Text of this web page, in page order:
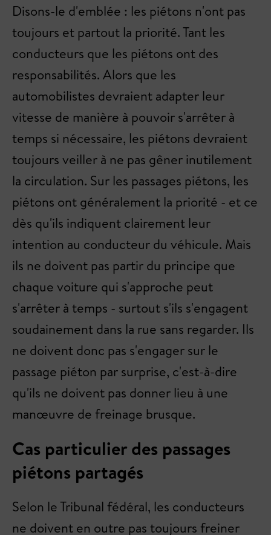
Disons-le d'emblée : les piétons n'ont pas
toujours et partout la priorité. Tant les
conducteurs que les piétons ont des
responsabilités. Alors que les
automobilistes devraient adapter leur
vitesse de manière à pouvoir s'arrêter à
temps si nécessaire, les piétons devraient
toujours veiller à ne pas gêner inutilement
la circulation. Sur les passages piétons, les
piétons ont généralement la priorité - et ce
dès qu'ils indiquent clairement leur
intention au conducteur du véhicule. Mais
ils ne doivent pas partir du principe que
chaque voiture qui s'approche peut
s'arrêter à temps - surtout s'ils s'engagent
soudainement dans la rue sans regarder. Ils
ne doivent donc pas s'engager sur le
passage piéton par surprise, c'est-à-dire
qu'ils ne doivent pas donner lieu à une
manœuvre de freinage brusque.
Cas particulier des passages
piétons partagés
Selon le Tribunal fédéral, les conducteurs
ne doivent en outre pas toujours freiner